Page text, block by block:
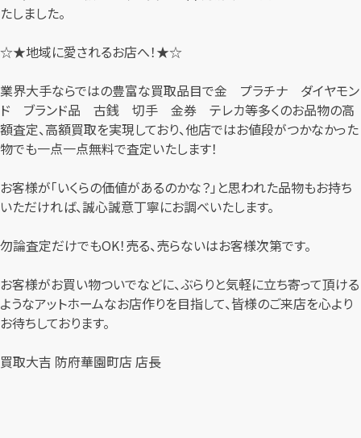
たしました。
☆★地域に愛されるお店へ！★☆
業界大手ならではの豊富な買取品目で金 プラチナ ダイヤモン
ド ブランド品 古銭 切手 金券 テレカ等多くのお品物の高
額査定、高額買取を実現しており、他店ではお値段がつかなかった
物でも一点一点無料で査定いたします！
お客様が「いくらの価値があるのかな？」と思われた品物もお持ち
いただければ、誠心誠意丁寧にお調べいたします。
勿論査定だけでもOK！売る、売らないはお客様次第です。
お客様がお買い物ついでなどに、ぶらりと気軽に立ち寄って頂ける
ようなアットホームなお店作りを目指して、皆様のご来店を心より
お待ちしております。
買取大吉 防府華園町店 店長